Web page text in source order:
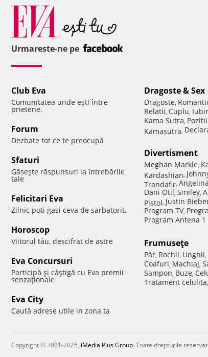
Urmareste-ne pe
Club Eva
Comunitatea unde eşti între
prietene.
Forum
Dezbate tot ce te preocupă
Sfaturi
Găseşte răspunsuri la întrebările
tale
Felicitari Eva
Zilnic poti gasi ceva de sarbatorit.
Horoscop
Viitorul tău, descifrat de astre
Eva Concursuri
Participă şi câştigă cu Eva premii
senzaţionale
Eva City
Caută adrese utile in zona ta
Dragoste & Sex
Dragoste,
Relatii, Cuplu,
Kama Sutra,
Kamasutra,
Divertisment
Meghan Markle,
Kardashian,
Trandafir,
Dani Otil, Smiley,
Pistol, Justin
Program TV,
Program Antena 1
Frumuseţe
Păr, Rochii, Unghii,
Coafuri, Machiaj,
Sampon, Buze,
Tratament celulita,
Copyright © 2001-2026, iMedia Plus Group. Toate drepturile